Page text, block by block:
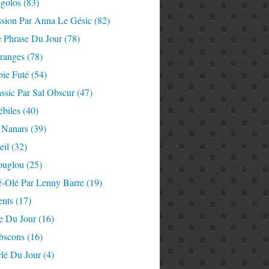
Par Anna Le Gésic(82)
Phrase Du Jour(78)
(78)
Futé(54)
Par Sal Obscur(47)
(40)
(39)
(32)
(25)
Olé Par Lenny Barre(19)
(17)
Du Jour(16)
(16)
Du Jour(4)